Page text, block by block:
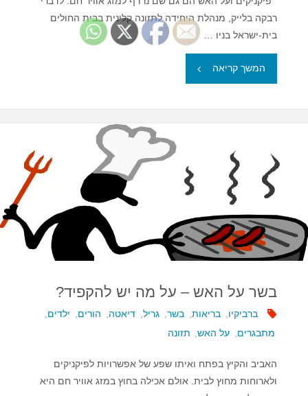
רבקה בלייק, מנהלת היחידה לתזונה קלינית בבית החולים
בית-ישראל בניו …
המשך קריאה "טיפים
בשר על האש – על מה יש להקפיד?
ברביקיו בריאות בשר גריל, דיאטה הורים ילדים
מתבגרים
על האש, תזונה
האביב והקיץ בפתח ואיתו שפע של אפשרויות לפיקניקים
ולארוחות מחוץ לבית. אולם אכילה בחוץ במזג אוויר חם היא